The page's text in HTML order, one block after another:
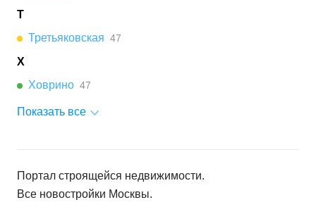
Т
Третьяковская 47
Х
Ховрино 47
Показать все
Портал строящейся недвижимости.
Все новостройки Москвы.